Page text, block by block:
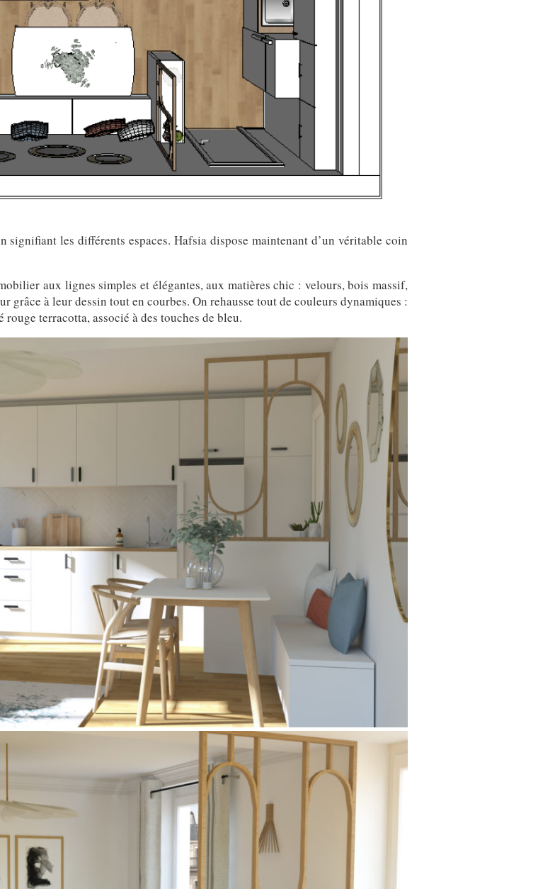
les différents espaces. Hafsia dispose maintenant d’un véritable coin
aux lignes simples et élégantes, aux matières chic : velours, bois massif,
à leur dessin tout en courbes. On rehausse tout de couleurs dynamiques :
terracotta, associé à des touches de bleu.